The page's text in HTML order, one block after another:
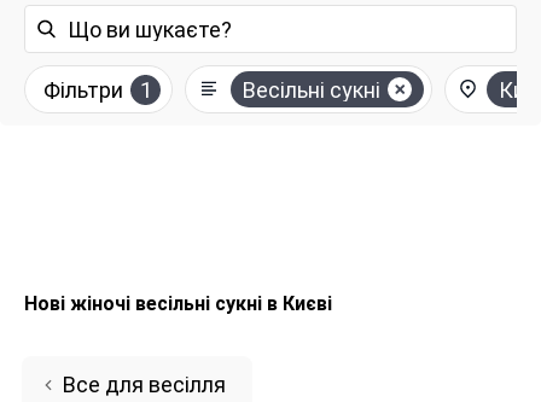
Фільтри 1 Весільні сукні
Нові жіночі весільні сукні в Києві
Все для весілля